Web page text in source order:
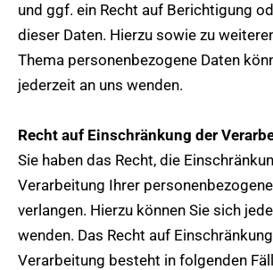
und ggf. ein Recht auf Berichtigung
dieser Daten. Hierzu sowie zu
Thema personenbezogene Daten
jederzeit an uns wenden.
Recht auf Einschränkung der
Sie haben das Recht, die
Verarbeitung Ihrer
verlangen. Hierzu können Sie sich
wenden. Das Recht auf
Verarbeitung besteht in folgenden